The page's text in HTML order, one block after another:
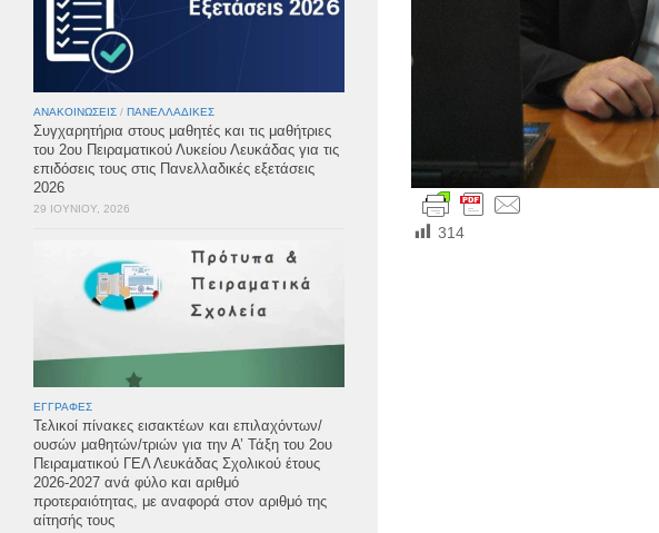
314
ΑΝΑΚΟΙΝΏΣΕΙΣ / ΠΑΝΕΛΛΑΔΙΚΈΣ
Συγχαρητήρια στους μαθητές και τις μαθήτριες
του 2ου Πειραματικού Λυκείου Λευκάδας για τις
επιδόσεις τους στις Πανελλαδικές εξετάσεις
2026
29 ΙΟΥΝΊΟΥ, 2026
ΕΓΓΡΑΦΈΣ
Τελικοί πίνακες εισακτέων και επιλαχόντων/
ουσών μαθητών/τριών για την Α’ Τάξη του 2ου
Πειραματικού ΓΕΛ Λευκάδας Σχολικού έτους
2026-2027 ανά φύλο και αριθμό
προτεραιότητας, με αναφορά στον αριθμό της
αίτησής τους